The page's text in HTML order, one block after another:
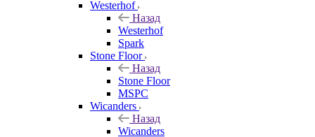
Westerhof
Назад
Westerhof
Spark
Stone Floor
Назад
Stone Floor
MSPC
Wicanders
Назад
Wicanders